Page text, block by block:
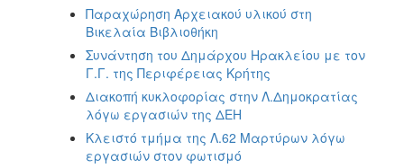
Παραχώρηση Αρχειακού υλικού στη
Βικελαία Βιβλιοθήκη
Συνάντηση του Δημάρχου Ηρακλείου με τον
Γ.Γ. της Περιφέρειας Κρήτης
Διακοπή κυκλοφορίας στην Λ.Δημοκρατίας
λόγω εργασιών της ΔΕΗ
Κλειστό τμήμα της Λ.62 Μαρτύρων λόγω
εργασιών στον φωτισμό